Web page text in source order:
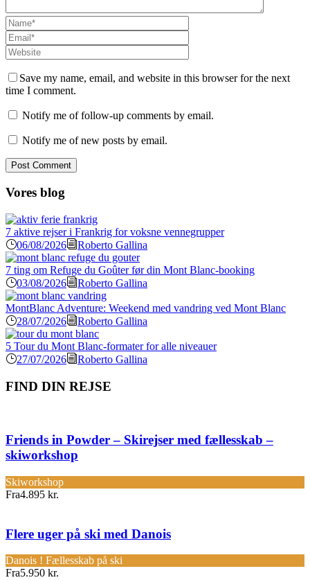
Save my name, email, and website in this browser for the next
time I comment.
Notify me of follow-up comments by email.
Notify me of new posts by email.
Vores blog
7 aktive rejser i Frankrig for voksne vennegrupper
06/08/2026
Roberto Gallina
7 ting om Refuge du Goûter før din Mont Blanc-booking
03/08/2026
Roberto Gallina
MontBlanc Adventure: Weekend med vandring ved Mont Blanc
28/07/2026
Roberto Gallina
5 Tour du Mont Blanc-formater for alle niveauer
27/07/2026
Roberto Gallina
FIND DIN REJSE
Friends in Powder – Skirejser med fællesskab –
skiworkshop
Skiworkshop
Fra4.895 kr.
Flere uger på ski med Danois
Danois ! Fællesskab på ski
Fra5.950 kr.